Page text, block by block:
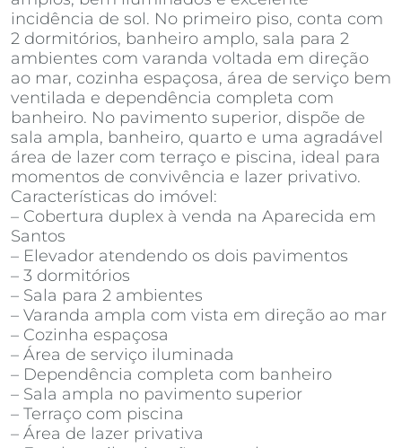
incidência de sol. No primeiro piso, conta com
2 dormitórios, banheiro amplo, sala para 2
ambientes com varanda voltada em direção
ao mar, cozinha espaçosa, área de serviço bem
ventilada e dependência completa com
banheiro. No pavimento superior, dispõe de
sala ampla, banheiro, quarto e uma agradável
área de lazer com terraço e piscina, ideal para
momentos de convivência e lazer privativo.
Características do imóvel:
– Cobertura duplex à venda na Aparecida em
Santos
– Elevador atendendo os dois pavimentos
– 3 dormitórios
– Sala para 2 ambientes
– Varanda ampla com vista em direção ao mar
– Cozinha espaçosa
– Área de serviço iluminada
– Dependência completa com banheiro
– Sala ampla no pavimento superior
– Terraço com piscina
– Área de lazer privativa